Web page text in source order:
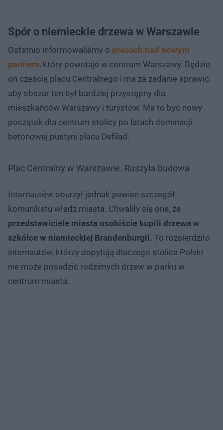
Spór o niemieckie drzewa w Warszawie
Ostatnio informowaliśmy o pracach nad nowym
parkiem, który powstaje w centrum Warszawy. Będzie
on częścią placu Centralnego i ma za zadanie sprawić,
aby obszar ten był bardziej przystępny dla
mieszkańców Warszawy i turystów. Ma to być nowy
początek dla centrum stolicy po latach dominacji
betonowej pustyni placu Defilad.
Plac Centralny w Warszawie. Ruszyła budowa
Internautów oburzył jednak pewien szczegół
komunikatu władz miasta. Chwaliły się one, że
przedstawiciele miasta osobiście kupili drzewa w
szkółce w niemieckiej Brandenburgii. To rozsierdziło
internautów, którzy dopytują dlaczego stolica Polski
nie może posadzić rodzimych drzew w parku w
centrum miasta.